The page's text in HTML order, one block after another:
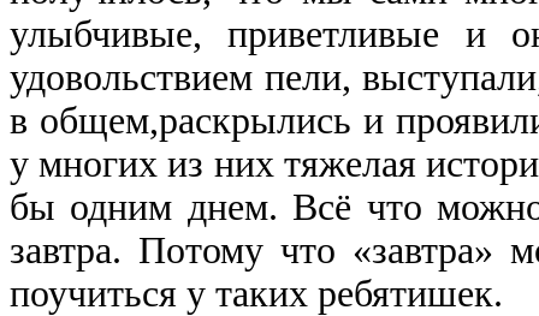
улыбчивые, приветливые и
удовольствием пели,
в общем,раскрылись и
у многих из них тяжелая
бы одним днем. Всё что можно
завтра. Потому что «завтра»
поучиться у таких ребятишек.